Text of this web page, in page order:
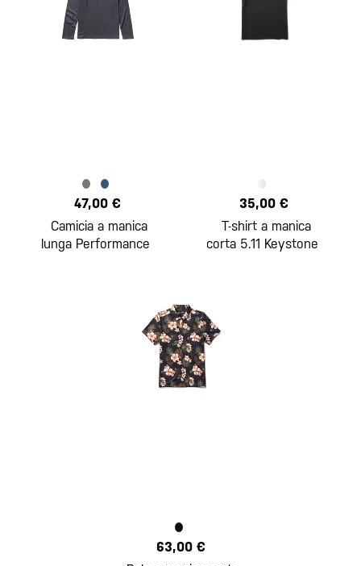
47,00 €
Camicia a manica
lunga Performance
35,00 €
T-shirt a manica
corta 5.11 Keystone
63,00 €